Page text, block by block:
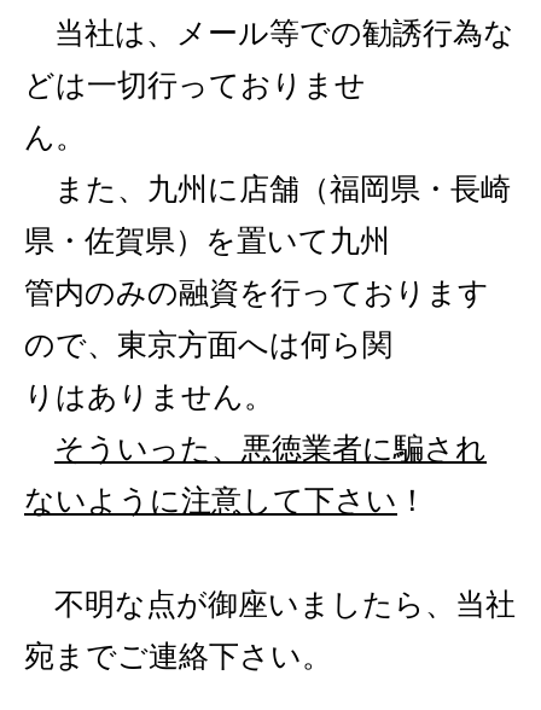
当社は、メール等での勧誘行為な
どは一切行っておりま せ
ん。
また、九州に店舗（福岡県・ 長崎
県・佐賀県）を置いて九州
管内のみの融資を行っております
ので、東京方面へは何ら関
りはありません。
そういった、悪徳業者に騙され
ないように注意して下さい ！
不明な点が御座いましたら、当社
宛までご連絡下さい。